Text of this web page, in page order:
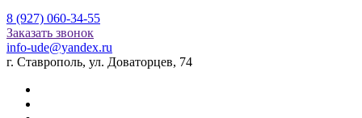
8 (927) 060-34-55
Заказать звонок
info-ude@yandex.ru
г. Ставрополь, ул. Доваторцев, 74